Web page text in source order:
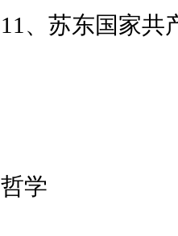
11、苏东国家共
哲学